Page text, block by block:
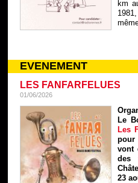
km
EVENEMENT
LES FANFARFELUES
01/06/2026
Le
Les
pour
vont
des
23